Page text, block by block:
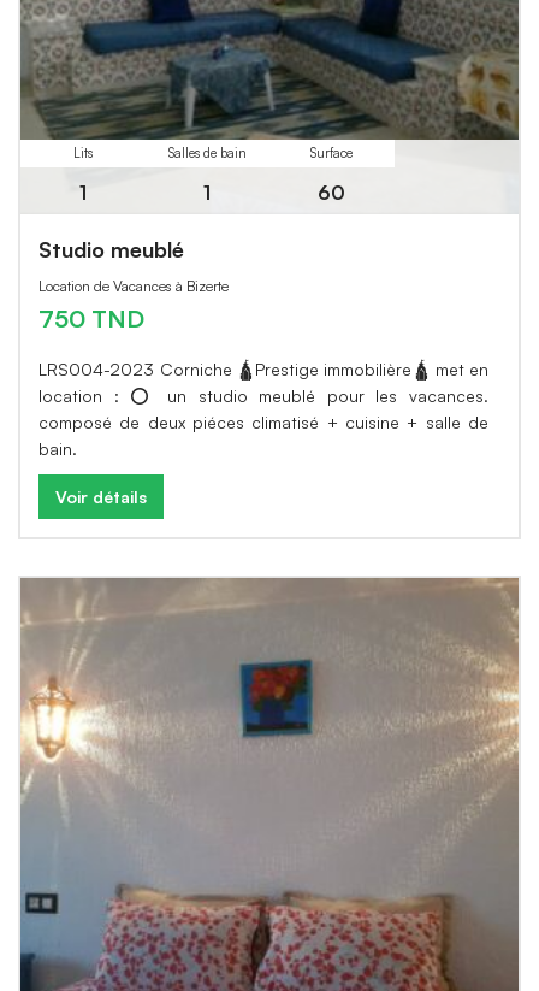
Lits
1
Salles de bain
1
Surface
60
Studio meublé
Location de Vacances à Bizerte
750 TND
LRS004-2023 Corniche 🛕Prestige immobilière🛕 met en
location : ⭕ un studio meublé pour les vacances.
composé de deux piéces climatisé + cuisine + salle de
bain.
Voir détails